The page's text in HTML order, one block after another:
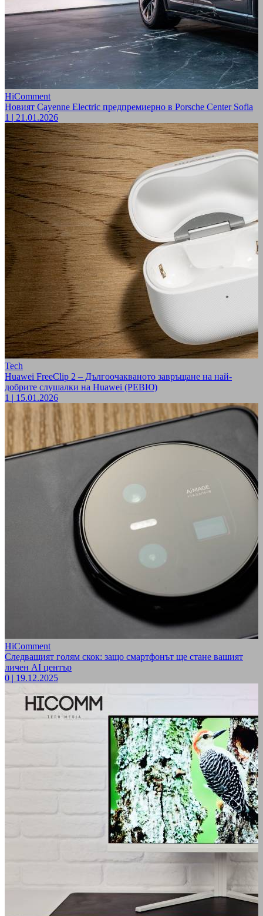
HiComment
Новият Cayenne Electric предпремиерно в Porsche Center Sofia
1 | 21.01.2026
Tech
Huawei FreeClip 2 – Дългоочакваното завръщане на най-
добрите слушалки на Huawei (РЕВЮ)
1 | 15.01.2026
HiComment
Следващият голям скок: защо смартфонът ще стане вашият
личен AI център
0 | 19.12.2025